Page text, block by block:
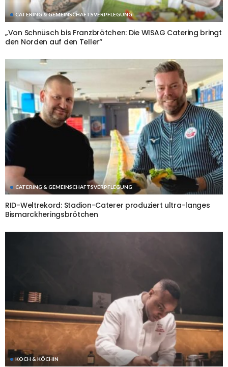
CATERING & GEMEINSCHAFTSVERPFLEGUNG
„Von Schnüsch bis Franzbrötchen: Die WISAG Catering bringt
den Norden auf den Teller“
CATERING & GEMEINSCHAFTSVERPFLEGUNG
RID-Weltrekord: Stadion-Caterer produziert ultra-langes
Bismarckheringsbrötchen
KOCH & KÖCHIN